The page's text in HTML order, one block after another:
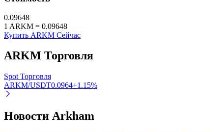
Изучите стейкинг
AI
0.09648
1 ARKM = 0.09648
Купить ARKM Сейчас
ARKM Торговля
Spot Торговля
ARKM/USDT0.0964+1.15%
Новости Arkham